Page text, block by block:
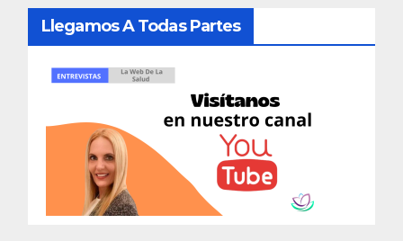
Llegamos A Todas Partes